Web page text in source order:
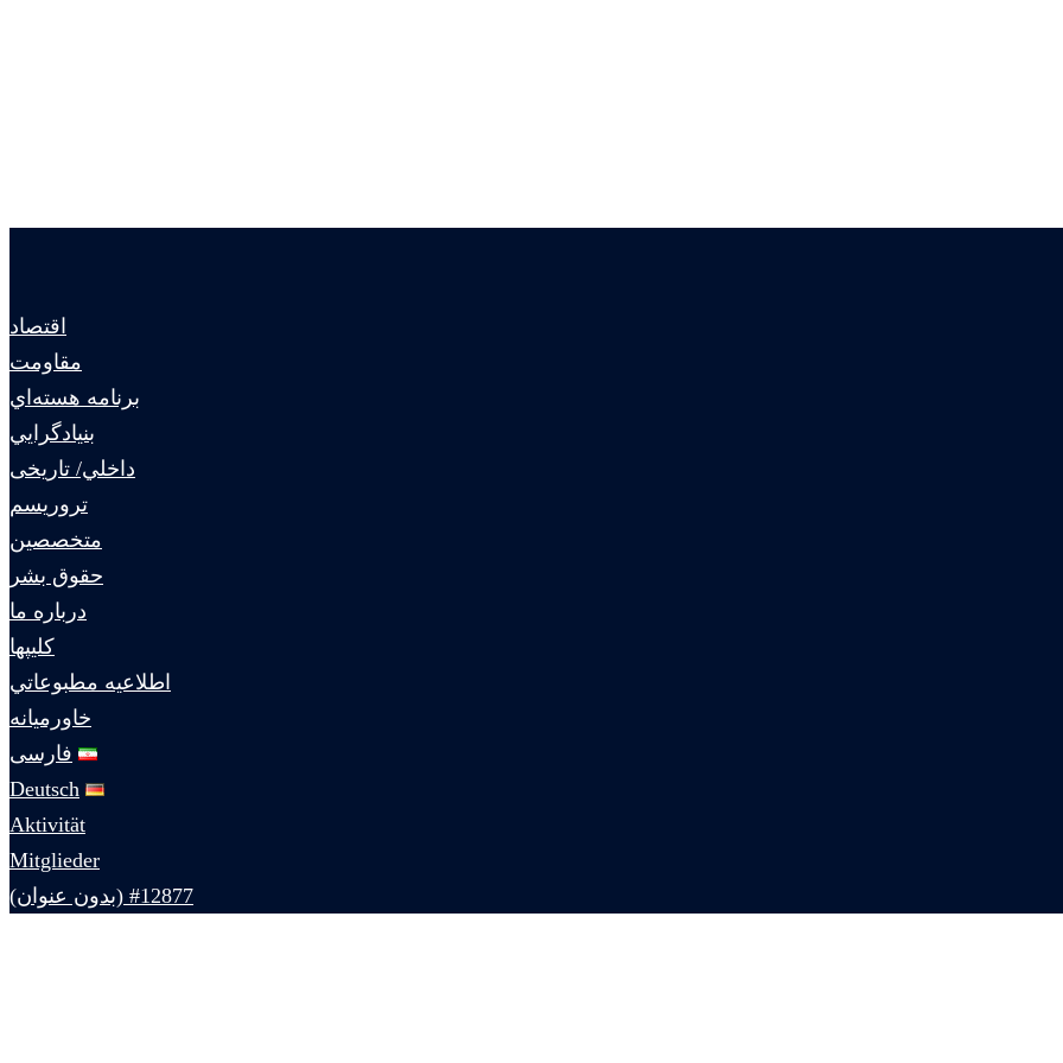
اقتصاد
مقاومت
برنامه هسته‌اي
بنيادگرايي
داخلي/ تاریخی
تروريسم
متخصصين
حقوق بشر
درباره ما
كليپها
اطلاعيه مطبوعاتي
خاورميانه
فارسی
Deutsch
Aktivität
Mitglieder
#12877 (بدون عنوان)